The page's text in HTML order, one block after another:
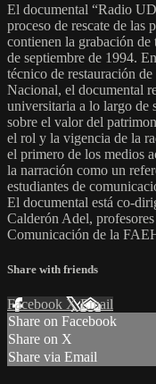
El documental “Radio
proceso de rescate de
contienen la grabación
de septiembre de 1994.
técnico de restauración
Nacional, el documental
universitaria a lo largo de
sobre el valor del
el rol y la vigencia de la
el primero de los medios
la narración como un
estudiantes de
El documental está co-
Calderón Adel,
Comunicación de la
Share with friends
Facebook XEmail
Share on Facebook
Share on X
Share via Email